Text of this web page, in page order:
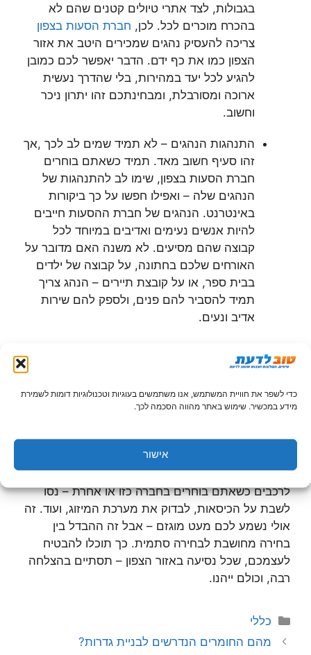
כדי לשפר את חוויית המשתמש, אנו משתמשים בעוגיות וטכנולוגיות דומות לשמירת
מידע במכשיר. שימוש באתר מהווה הסכמה לכך.
אישור
בגבולות, לצד אתרי טיולים קטנים שהם לא
בהכרח מוכרים לכל. לכן, חברת הסעות בצפון
צריכה להעסיק נהגים שמכירים היטב את אזור
הצפון כמו את כף ידם. הדבר יאפשר לכם כמובן
להגיע לכל יעד במהירות, בלי שהדרך נעשית
ארוכה ומסורבלת, ומבחינתכם זהו יתרון ניכר
וחשוב.
התנהגות הנהגים – לא תמיד שמים לב לכך ,אך
זהו סעיף חשוב מאד. תמיד כשאתם בוחרים
חברת הסעות בצפון, שימו לב להתנהגות של
הנהגים שלה – ואפילו חפשו על כך ביקורות
באינטרנט. הנהגים של חברת ההסעות חייבים
להיות אנשים נעימים ואדיבים במיוחד לכל
קבוצה שהם מסיעים. לא משנה האם מדובר על
האורחים שלכם בחתונה, על קבוצה של ילדים
בבית ספר, או על קובצת תיירים – הנהג צריך
תמיד להסביר להם פנים, ולספק להם שירות
אדיב ונעים.
בטיחות ברכבים עצמם
הרכבים. אל תתביישו לשאול אף חברת הסעות בצפון
מה מצב הרכבים שלה – ובדקו אפילו שיש להם רישיון
תקף, ושהם עברו טסט כפי שנדרש בחוק. בקשו לעלות
לרכבים כשאתם בוחרים בחברה כזו או אחרת – נסו
לשבת על הכיסאות, לבדוק את מערכת המיזוג, ועוד. זה
אולי נשמע לכם מעט מוגזם – אבל זה ההבדל בין
בחירה מחושבת לבחירה סתמית. כך תוכלו להבטיח
לעצמכם, שכל נסיעה באזור הצפון – תסתיים בהצלחה
רבה, וכולם ייהנו.
קטגוריות
כללי
מהם החומרים הנדרשים לבניית גדרות?